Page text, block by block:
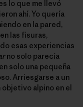
lo que me llevó
ahí. Yo quería
en la pared,
las fisuras,
esas experiencias
no solo parecía
solo una pequeña
Arriesgarse a un
alpino en el